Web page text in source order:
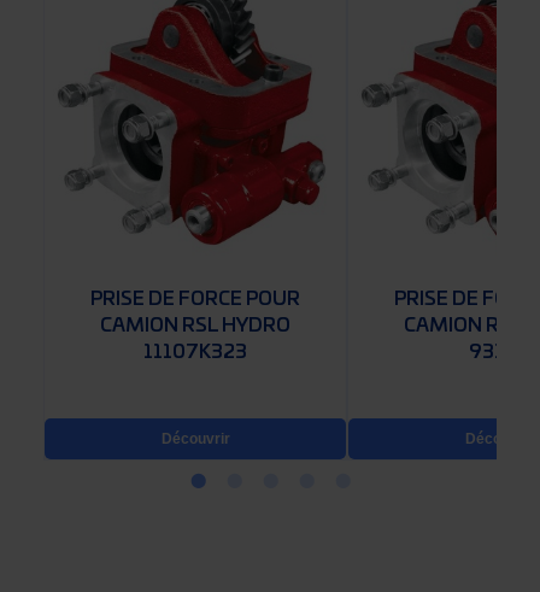
PRISE DE FORCE POUR
CAMION RSL HYDRO
11107K323
Découvrir
PRISE DE
CAMION RSL
93103
Découvrir